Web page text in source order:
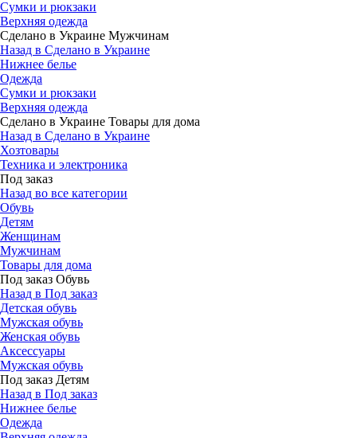
Сумки и рюкзаки
Верхняя одежда
Сделано в Украине Мужчинам
Назад в Сделано в Украине
Нижнее белье
Одежда
Сумки и рюкзаки
Верхняя одежда
Сделано в Украине Товары для дома
Назад в Сделано в Украине
Хозтовары
Техника и электроника
Под заказ
Назад во все категории
Обувь
Детям
Женщинам
Мужчинам
Товары для дома
Под заказ Обувь
Назад в Под заказ
Детская обувь
Мужская обувь
Женская обувь
Аксессуары
Мужская обувь
Под заказ Детям
Назад в Под заказ
Нижнее белье
Одежда